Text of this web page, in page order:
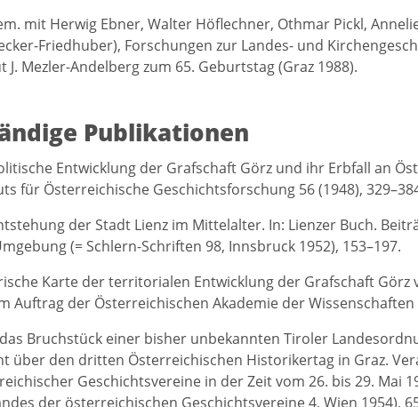
mit Herwig Ebner, Walter Höflechner, Othmar Pickl,
Friedhuber), Forschungen zur Landes- und
J. Mezler-Andelberg zum 65. Geburtstag (Graz 1988).
Publikationen
Entwicklung der Grafschaft Görz und ihr Erbfall an
für Österreichische Geschichtsforschung 56 (1948),
der Stadt Lienz im Mittelalter. In: Lienzer Buch.
(= Schlern-Schriften 98, Innsbruck 1952), 153–197.
Karte der territorialen Entwicklung der Grafschaft Görz
Auftrag der Österreichischen Akademie der
Bruchstück einer bisher unbekannten Tiroler
über den dritten Österreichischen Historikertag in Graz.
Geschichtsvereine in der Zeit vom 26. bis 29. Mai
der österreichischen Geschichtsvereine 4, Wien 1954),